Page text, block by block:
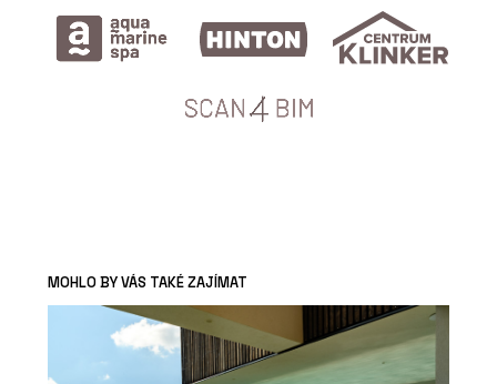
MOHLO BY VÁS TAKÉ ZAJÍMAT